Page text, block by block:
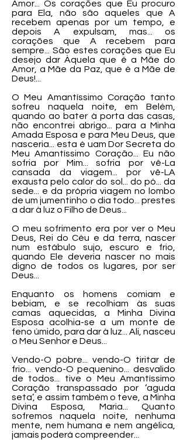
Amor... Os corações que Eu procuro
para Ela, não são aqueles que A
recebem apenas por um tempo, e
depois A expulsam, mas... os
corações que A recebem para
sempre... São estes corações que Eu
desejo dar Àquela que é a Mãe do
Amor, a Mãe da Paz, que é a Mãe de
Deus!...
O Meu Amantíssimo Coração tanto
sofreu naquela noite, em Belém,
quando ao bater à porta das casas,
não encontrei abrigo... para a Minha
Amada Esposa e para Meu Deus, que
nasceria... esta é uam Dor Secreta do
Meu Amantíssimo Coração... Eu não
sofria por Mim... sofria por vê-La
cansada da viagem... por vê-LA
exausta pelo calor do sol... do pó... da
sede... e da própria viagem no lombo
de um jumentinho o dia todo... prestes
a dar à luz o Filho de Deus...
O meu sofrimento era por ver o Meu
Deus, Rei do Céu e da terra, nascer
num estábulo sujo, escuro e frio,
quando Ele deveria nascer no mais
digno de todos os lugares, por ser
Deus...
Enquanto os homens comiam e
bebiam, e se recolhiam às suas
camas aquecidas, a Minha Divina
Esposa acolhia-se a um monte de
feno úmido, para dar à luz... Ali, nasceu
o Meu Senhor e Deus...
Vendo-O pobre... vendo-O tiritar de
frio... vendo-O pequenino... desvalido
de todos... tive o Meu Amantíssimo
Coração transpassado por ‘aguda
seta’, e assim também o teve, a Minha
Divina Esposa, Maria... Quanto
sofremos naquela noite, nenhuma
mente, nem humana e nem angélica,
jamais poderá compreender...